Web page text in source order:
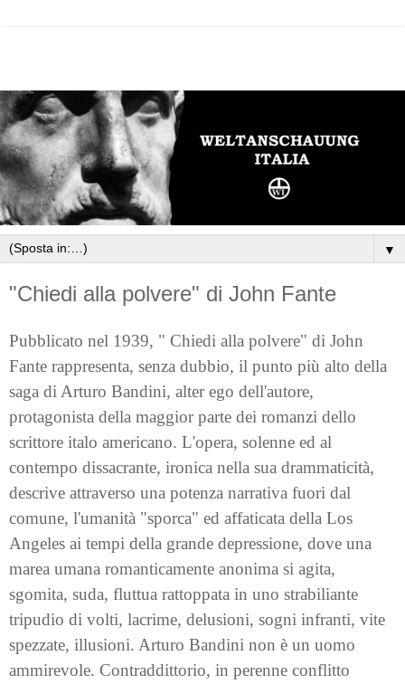
▼
"Chiedi alla polvere" di John Fante
Pubblicato nel 1939, " Chiedi alla polvere" di John
Fante rappresenta, senza dubbio, il punto più alto della
saga di Arturo Bandini, alter ego dell'autore,
protagonista della maggior parte dei romanzi dello
scrittore italo americano. L'opera, solenne ed al
contempo dissacrante, ironica nella sua drammaticità,
descrive attraverso una potenza narrativa fuori dal
comune, l'umanità "sporca" ed affaticata della Los
Angeles ai tempi della grande depressione, dove una
marea umana romanticamente anonima si agita,
sgomita, suda, fluttua rattoppata in uno strabiliante
tripudio di volti, lacrime, delusioni, sogni infranti, vite
spezzate, illusioni. Arturo Bandini non è un uomo
ammirevole. Contraddittorio, in perenne conflitto